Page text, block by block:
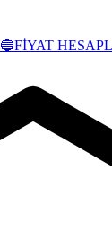
🔵FİYAT